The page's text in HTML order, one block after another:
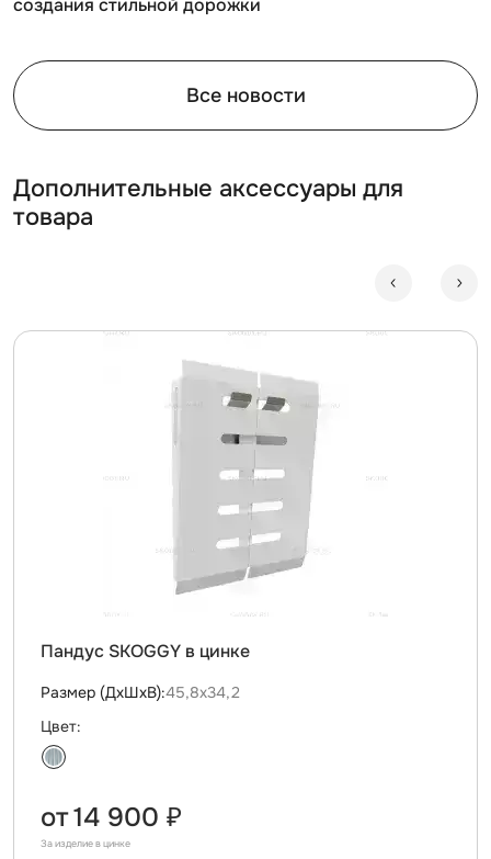
создания стильной дорожки
Все новости
Дополнительные аксессуары для
товара
Пандус SKOGGY в цинке
Размер (ДxШxВ):45,8х34,2
Цвет:
от14 900 ₽
За изделие в цинке